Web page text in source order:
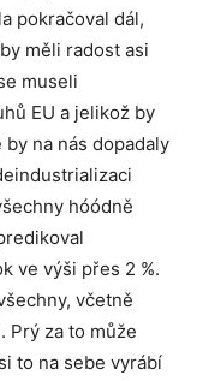
pokračoval dál,
měli radost asi
museli
EU a jelikož by
na nás dopadaly
hóódně
ve výši přes 2 %.
včetně
Prý za to může
to na sebe vyrábí